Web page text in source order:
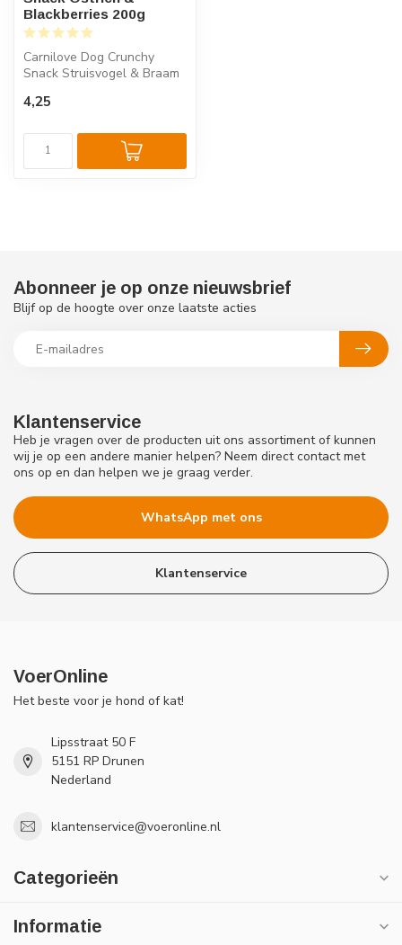
Blackberries 200g
Carnilove Dog Crunchy
Snack Struisvogel & Braam
hondensnack me...
4,25
Klantenservice
Heb je vragen over de producten uit ons assortiment of kunnen
wij je op een andere manier helpen? Neem direct contact met
ons op en dan helpen we je graag verder.
WhatsApp met ons
Klantenservice
Abonneer je op onze nieuwsbrief
Blijf op de hoogte over onze laatste acties
VoerOnline
Het beste voor je hond of kat!
Lipsstraat 50 F
5151 RP Drunen
Nederland
klantenservice@voeronline.nl
Categorieën
Informatie